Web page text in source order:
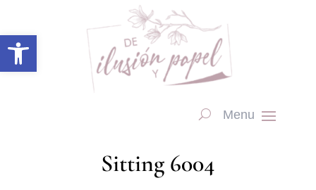
Abrir barra de herramientas
Sitting 6004